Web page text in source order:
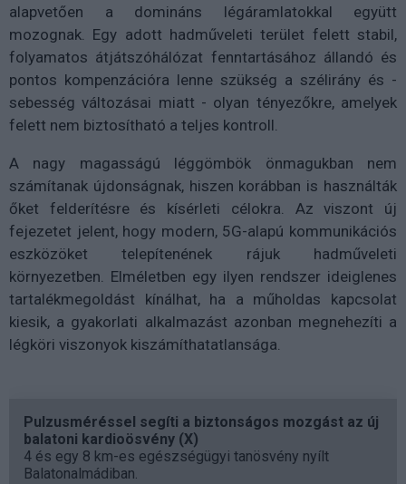
alapvetően a domináns légáramlatokkal együtt
mozognak. Egy adott hadműveleti terület felett stabil,
folyamatos átjátszóhálózat fenntartásához állandó és
pontos kompenzációra lenne szükség a szélirány és -
sebesség változásai miatt - olyan tényezőkre, amelyek
felett nem biztosítható a teljes kontroll.
A nagy magasságú léggömbök önmagukban nem
számítanak újdonságnak, hiszen korábban is használták
őket felderítésre és kísérleti célokra. Az viszont új
fejezetet jelent, hogy modern, 5G-alapú kommunikációs
eszközöket telepítenének rájuk hadműveleti
környezetben. Elméletben egy ilyen rendszer ideiglenes
tartalékmegoldást kínálhat, ha a műholdas kapcsolat
kiesik, a gyakorlati alkalmazást azonban megnehezíti a
légköri viszonyok kiszámíthatatlansága.
Pulzusméréssel segíti a biztonságos mozgást az új
balatoni kardioösvény (X)
4 és egy 8 km-es egészségügyi tanösvény nyílt
Balatonalmádiban.